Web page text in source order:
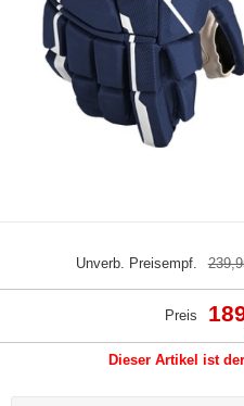
Unverb. Preisempf.
Preis
Dieser Artikel ist